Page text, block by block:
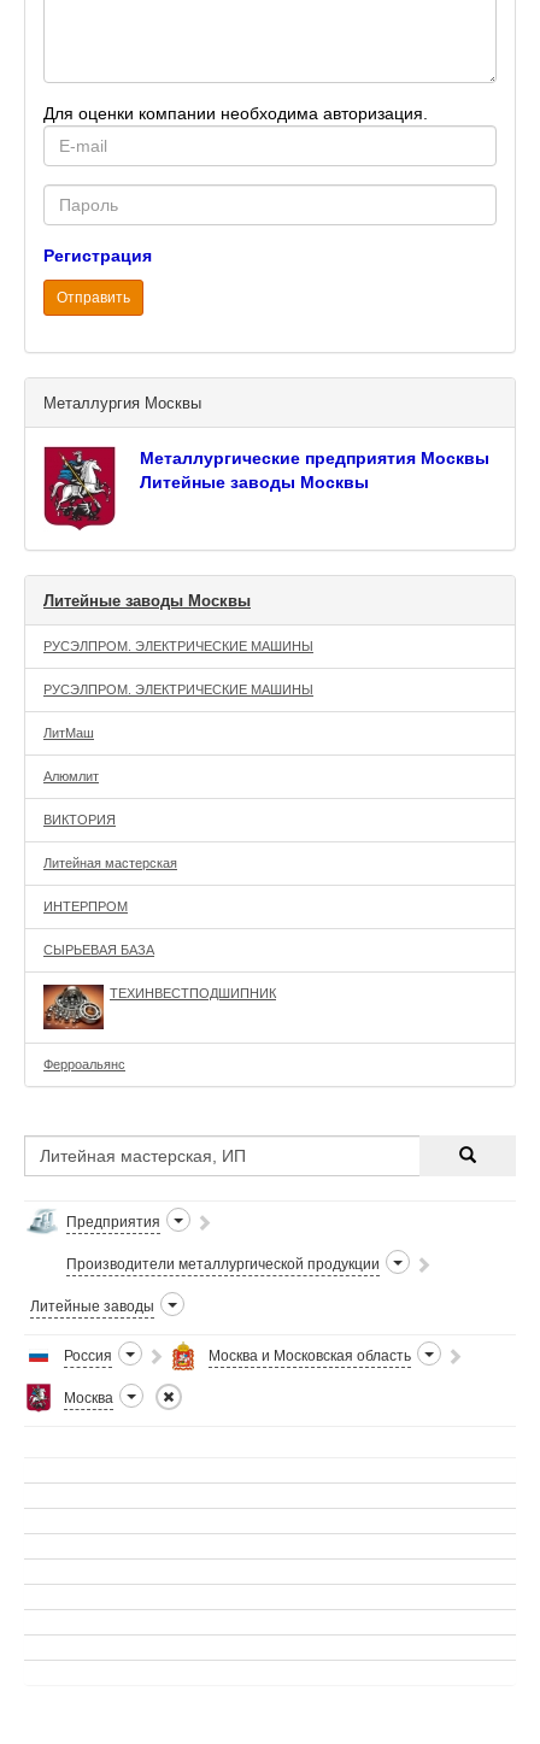
Для оценки компании необходима авторизация.
mail
Password
Регистрация
Отправить
Металлургия Москвы
Металлургические предприятия Москвы
Литейные заводы Москвы
Литейные заводы Москвы
РУСЭЛПРОМ. ЭЛЕКТРИЧЕСКИЕ МАШИНЫ
РУСЭЛПРОМ. ЭЛЕКТРИЧЕСКИЕ МАШИНЫ
ЛитМаш
Алюмлит
ВИКТОРИЯ
Литейная мастерская
ИНТЕРПРОМ
СЫРЬЕВАЯ БАЗА
ТЕХИНВЕСТПОДШИПНИК
Ферроальянс
Предприятия
Производители металлургической продукции
Литейные заводы
Россия Москва и Московская область
Москва